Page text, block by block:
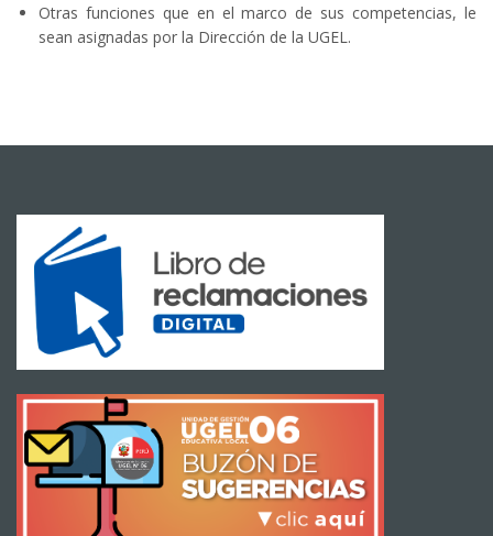
Otras funciones que en el marco de sus competencias, le
sean asignadas por la Dirección de la UGEL.